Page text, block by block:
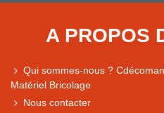
A PROPOS
Qui sommes-nous ?
Matériel Bricolage
Nous contacter